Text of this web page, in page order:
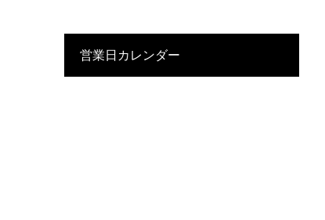
営業日カレンダー